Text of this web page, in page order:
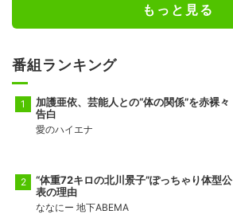
もっと見る
番組ランキング
加護亜依、芸能人との“体の関係”を赤裸々
告白
愛のハイエナ
“体重72キロの北川景子”ぽっちゃり体型公
表の理由
ななにー 地下ABEMA